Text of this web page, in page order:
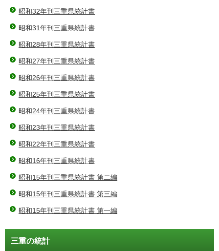
昭和32年刊三重県統計書
昭和31年刊三重県統計書
昭和28年刊三重県統計書
昭和27年刊三重県統計書
昭和26年刊三重県統計書
昭和25年刊三重県統計書
昭和24年刊三重県統計書
昭和23年刊三重県統計書
昭和22年刊三重県統計書
昭和16年刊三重県統計書
昭和15年刊三重県統計書 第二編
昭和15年刊三重県統計書 第三編
昭和15年刊三重県統計書 第一編
三重の統計